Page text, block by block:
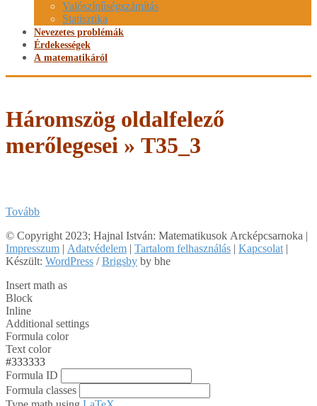
Valószínűségszámítás
Statisztika
Nevezetes problémák
Érdekességek
A matematikáról
Háromszög oldalfelező
merőlegesei » T35_3
Tovább
2019-
05-
13
© Copyright 2023; Hajnal István: Matematikusok Arcképcsarnoka |
Impresszum | Adatvédelem | Tartalom felhasználás | Kapcsolat |
Készült: WordPress /Brigsby by bhe
Insert math as
Block
Inline
Additional settings
Formula color
Text color
#333333
Formula ID
Formula classes